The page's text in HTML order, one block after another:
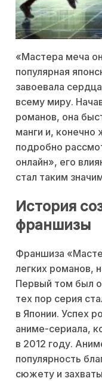
«Мастера меча
популярная
завоевала
всему миру.
романов, она
манги и,
подробно
онлайн», его
стал таким
История
франшизы
Франшиза
легких романов,
Первый том был
тех пор серия
в Японии. Успех
аниме-сериала,
в 2012 году.
популярность
сюжету и